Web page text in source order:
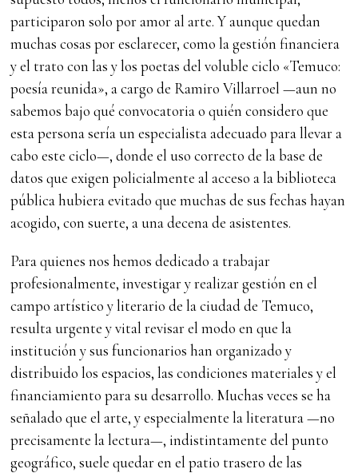
participaron solo por amor al arte. Y aunque quedan
muchas cosas por esclarecer, como la gestión financiera
y el trato con las y los poetas del voluble ciclo «Temuco:
poesía reunida», a cargo de Ramiro Villarroel —aun no
sabemos bajo qué convocatoria o quién considero que
esta persona sería un especialista adecuado para llevar a
cabo este ciclo—, donde el uso correcto de la base de
datos que exigen policialmente al acceso a la biblioteca
pública hubiera evitado que muchas de sus fechas hayan
acogido, con suerte, a una decena de asistentes.
Para quienes nos hemos dedicado a trabajar
profesionalmente, investigar y realizar gestión en el
campo artístico y literario de la ciudad de Temuco,
resulta urgente y vital revisar el modo en que la
institución y sus funcionarios han organizado y
distribuido los espacios, las condiciones materiales y el
financiamiento para su desarrollo. Muchas veces se ha
señalado que el arte, y especialmente la literatura —no
precisamente la lectura—, indistintamente del punto
geográfico, suele quedar en el patio trasero de las